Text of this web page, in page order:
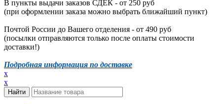
В пункты выдачи заказов СДЕК - от 250 руб
(при оформлении заказа можно выбрать ближайший пункт)
Почтой России до Вашего отделения - от 490 руб
(посылки отправляются только после оплаты стоимости
доставки!)
Подробная информация по доставке
x
x